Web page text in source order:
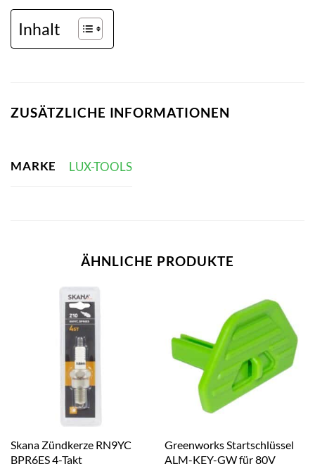
Inhalt
ZUSÄTZLICHE INFORMATIONEN
MARKE LUX-TOOLS
ÄHNLICHE PRODUKTE
Skana Zündkerze RN9YC
BPR6ES 4-Takt
Greenworks Startschlüssel
ALM-KEY-GW für 80V